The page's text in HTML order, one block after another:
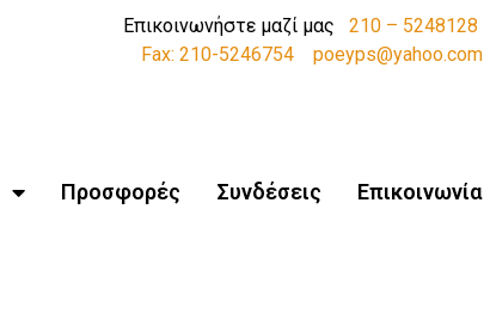
Επικοινωνήστε μαζί μας 210 – 5248128
Fax: 210-5246754
poeyps@yahoo.com
Προσφορές Συνδέσεις Επικοινωνία